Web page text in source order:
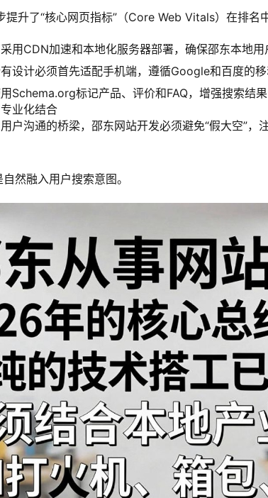
升了“核心网页指标”（Core Web Vitals）在排名
采用CDN加速和本地化服务器部署，确保邵东本地用
设计必须首先适配手机端，遵循Google和百度的移
Schema.org标记产品、评价和FAQ，增强搜索结果
业化结合
户沟通的桥梁，邵东网站开发必须避免“假大空”，注
然融入用户搜索意图。